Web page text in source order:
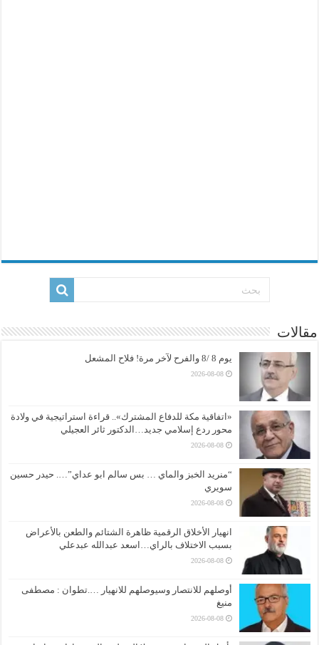
مقالات
يوم 8 /8 والفرح لآخر مرة! فلاح المشعل
2026-08-08
«اتفاقية مكة للدفاع المشترك».. قراءة استراتيجية في ولادة
محور ردع إسلامي جديد…الدكتور ثائر العجيلي
2026-08-08
“منريد الخبز والماي … بس سالم ابو عداي”…. حيدر حسين
سويري
2026-08-08
انهيار الأخلاق الرقمية ظاهرة الشتائم والطعن بالأعراض
بسبب الاختلاف بالراي…اسعد عبدالله عبدعلي
2026-08-08
أوصلهم للانتصار وسيوصلهم للانهيار ….تطوان : مصطفى
منيغ
2026-08-08